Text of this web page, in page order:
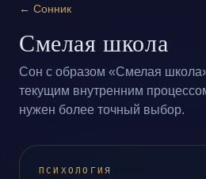
← Сонник
Смелая школа
Сон с образом «Смелая
текущим внутренним
нужен более точный выбор.
ПСИХОЛОГИЯ